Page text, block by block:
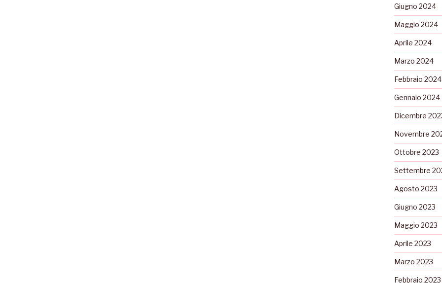
Giugno 2024
Maggio 2024
Aprile 2024
Marzo 2024
Febbraio 2024
Gennaio 2024
Dicembre
Novembre
Ottobre 2023
Settembre
Agosto 2023
Giugno 2023
Maggio 2023
Aprile 2023
Marzo 2023
Febbraio 2023